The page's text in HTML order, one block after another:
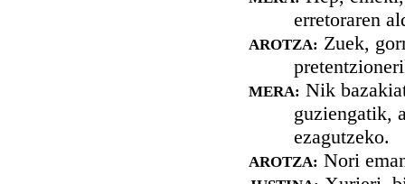
erretoraren
AROTZA: Zuek,
MERA: Nik
guziengatik,
ezagutzeko.
AROTZA: Nori